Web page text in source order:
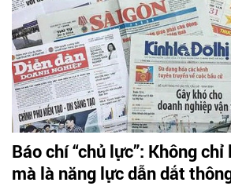
Báo chí “chủ lực”: Không
mà là năng lực dẫn dắt